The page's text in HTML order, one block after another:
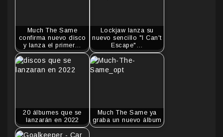
Much The Same
confirma nuevo disco
y lanza el primer…
Lockjaw lanza su
nuevo sencillo "I Can't
Escape"…
20 álbumes que se
lanzarán en 2022
Much The Same ya
graba un nuevo álbum